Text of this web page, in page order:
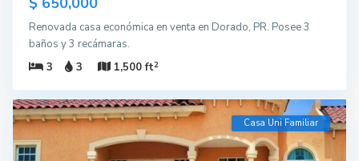
Renovada casa económica en venta en Dorado, PR. Posee 3
baños y 3 recámaras.
3
3 1,500 ft2
Casa Uni Familiar